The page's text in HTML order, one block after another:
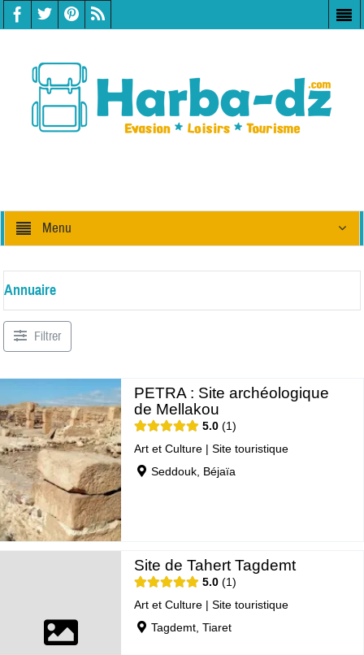
Menu
Annuaire
Filtrer
PETRA : Site archéologique
de Mellakou
5.0
1
Art et Culture |Site touristique
Seddouk, Béjaïa
Site de Tahert Tagdemt
5.0
1
Art et Culture |Site touristique
Tagdemt, Tiaret